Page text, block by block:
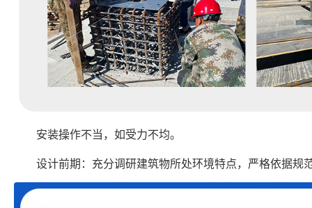
安装操作不当，如受力不均。
设计前期：充分调研建筑物所处环境特点，严格依据规